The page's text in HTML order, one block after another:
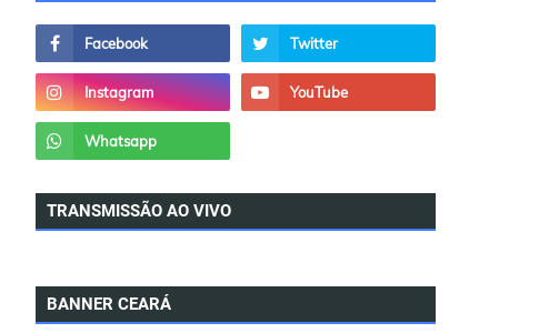
TRANSMISSÃO AO VIVO
BANNER CEARÁ